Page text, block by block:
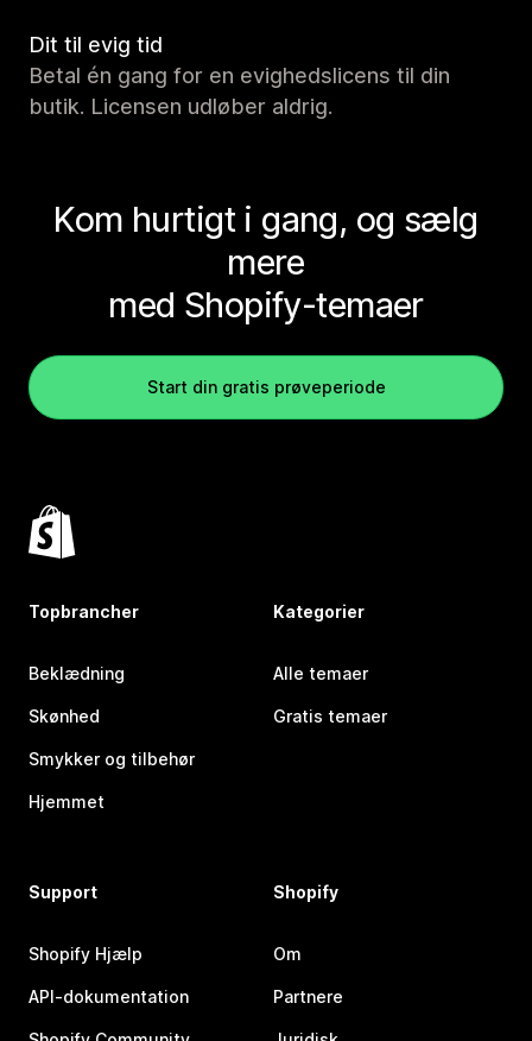
Dit til evig tid
Betal én gang for en evighedslicens til din
butik. Licensen udløber aldrig.
Kom hurtigt i gang, og sælg
mere
med Shopify-temaer
Start din gratis prøveperiode
Topbrancher
Beklædning
Skønhed
Smykker og tilbehør
Hjemmet
Kategorier
Alle temaer
Gratis temaer
Support
Shopify Hjælp
API-dokumentation
Shopify
Om
Partnere